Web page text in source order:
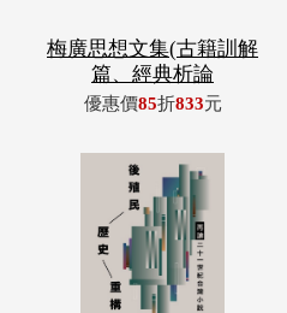
梅廣思想文集(古籍訓解
篇、經典析論
優惠價85折833元